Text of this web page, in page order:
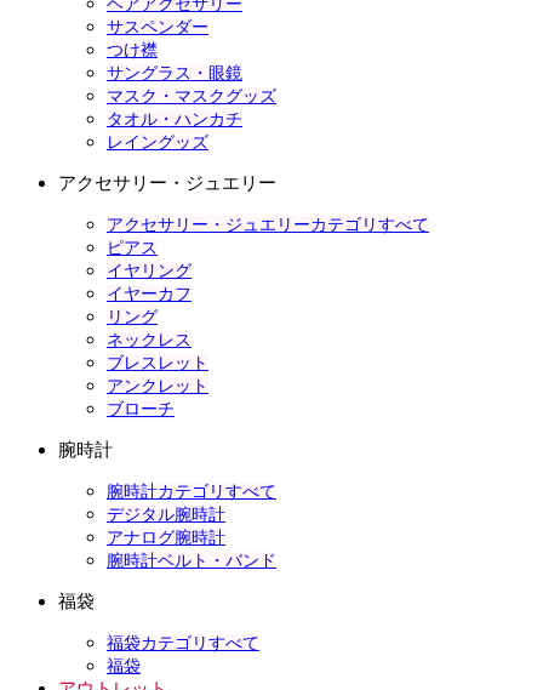
ヘアアクセサリー
サスペンダー
つけ襟
サングラス・眼鏡
マスク・マスクグッズ
タオル・ハンカチ
レイングッズ
アクセサリー・ジュエリー
アクセサリー・ジュエリーカテゴリすべて
ピアス
イヤリング
イヤーカフ
リング
ネックレス
ブレスレット
アンクレット
ブローチ
腕時計
腕時計カテゴリすべて
デジタル腕時計
アナログ腕時計
腕時計ベルト・バンド
福袋
福袋カテゴリすべて
福袋